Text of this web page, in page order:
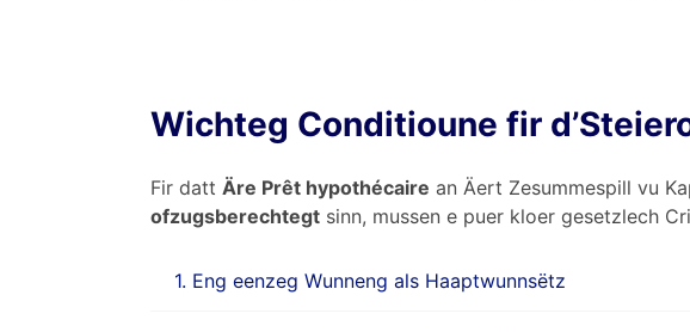
Wichteg Conditioune fir
Fir datt Äre Prêt hypothécaire an Äert Zesummespill vu
ofzugsberechtegt sinn, mussen e puer kloer gesetzlech
1. Eng eenzeg Wunneng als Haaptwunnsëtz